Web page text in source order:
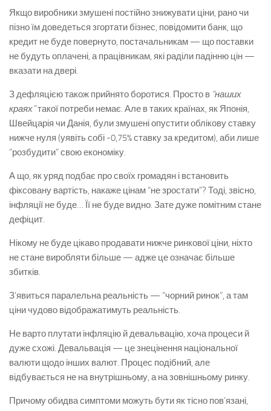
Якщо виробники змушені постійно знижувати ціни, рано чи
пізно їм доведеться згортати бізнес, повідомити банк, що
кредит не буде повернуто, постачальникам — що поставки
не будуть оплачені, а працівникам, які раділи падінню цін —
вказати на двері.
З дефляцією також прийнято боротися. Просто в “наших
краях”такої потреби немає. Але в таких країнах, як Японія,
Швейцарія чи Данія, були змушені опустити облікову ставку
нижче нуля (уявіть собі -0,75% ставку за кредитом), аби лише
“розбудити” свою економіку.
А що, як уряд подбає про своїх громадян і встановить
фіксовану вартість, накаже цінам “не зростати”? Тоді, звісно,
інфляції не буде… Її не буде видно. Зате дуже помітним стане
дефіцит.
Нікому не буде цікаво продавати нижче ринкової ціни, ніхто
не стане виробляти більше — адже це означає більше
збитків.
З’явиться паралельна реальність — “чорний ринок”, а там
ціни чудово відображатимуть реальність.
Не варто плутати інфляцію й девальвацію, хоча процеси й
дуже схожі. Девальвація — це знецінення національної
валюти щодо інших валют. Процес подібний, але
відбувається не на внутрішньому, а на зовнішньому ринку.
Причому обидва симптоми можуть бути як тісно пов’язані,